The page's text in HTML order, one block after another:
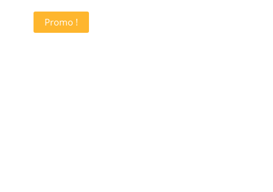
Promo !